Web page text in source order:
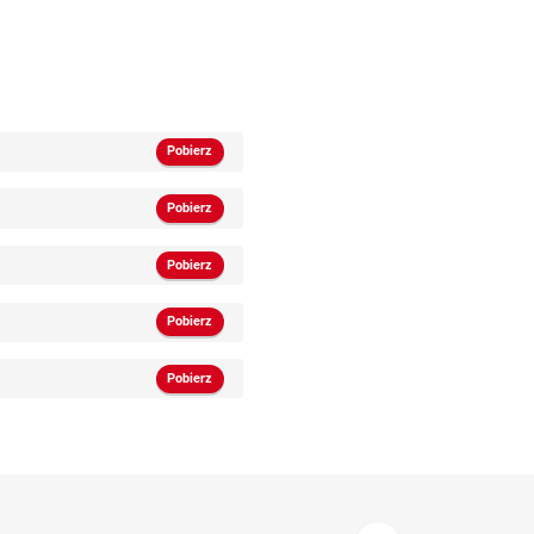
Pobierz
Pobierz
Pobierz
Pobierz
Pobierz